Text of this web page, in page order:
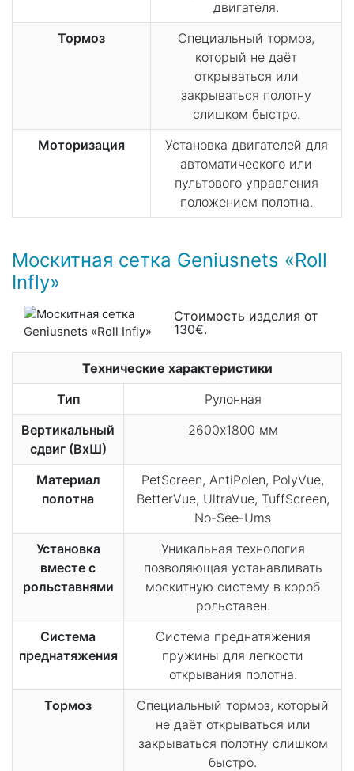
двигателя.
Тормоз
Специальный тормоз,
который не даёт
открываться или
закрываться полотну
слишком быстро.
Моторизация
Установка двигателей для
автоматического или
пультового управления
положением полотна.
Москитная сетка Geniusnets «Roll
Infly»
Стоимость изделия от
130€.
Технические характеристики
Тип
Рулонная
Вертикальный
сдвиг (ВхШ)
2600х1800 мм
Материал
полотна
PetScreen, AntiPolen, PolyVue,
BetterVue, UltraVue, TuffScreen,
No-See-Ums
Установка
вместе с
рольставнями
Уникальная технология
позволяющая устанавливать
москитную систему в короб
рольставен.
Система
преднатяжения
Система преднатяжения
пружины для легкости
открывания полотна.
Тормоз
Специальный тормоз, который
не даёт открываться или
закрываться полотну слишком
быстро.